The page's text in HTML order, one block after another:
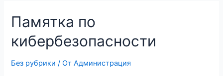
Памятка по
кибербезопасности
Без рубрики / От Администрация